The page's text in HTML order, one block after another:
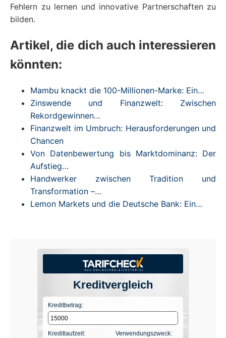
Fehlern zu lernen und innovative Partnerschaften zu
bilden.
Artikel, die dich auch interessieren
könnten:
Mambu knackt die 100-Millionen-Marke: Ein…
Zinswende und Finanzwelt: Zwischen
Rekordgewinnen…
Finanzwelt im Umbruch: Herausforderungen und
Chancen
Von Datenbewertung bis Marktdominanz: Der
Aufstieg…
Handwerker zwischen Tradition und
Transformation –…
Lemon Markets und die Deutsche Bank: Ein…
Kreditvergleich
Kreditbetrag:
Kreditlaufzeit: Verwendungszweck: